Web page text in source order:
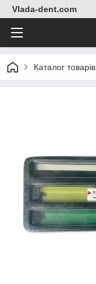
Vlada-dent.com
Каталог товарів